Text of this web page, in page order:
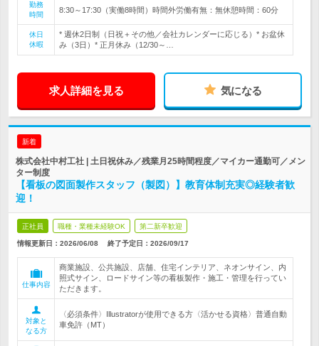
勤務
時間
8:30～17:30（実働8時間）時間外労働有無：無休憩時間：60分
休日
休暇
* 週休2日制（日祝＋その他／会社カレンダーに応じる）* お盆休
み（3日）* 正月休み（12/30～…
求人詳細を見る 気になる
新着
株式会社中村工社 | 土日祝休み／残業月25時間程度／マイカー通勤可／メン
ター制度
【看板の図面製作スタッフ（製図）】教育体制充実◎経験者歓
迎！
正社員 職種・業種未経験OK 第二新卒歓迎
情報更新日：2026/06/08 終了予定日： 2026/09/17
仕事内容
商業施設、公共施設、店舗、住宅インテリア、ネオンサイン、内
照式サイン、ロードサイン等の看板製作・施工・管理を行ってい
ただきます。
対象と
なる方
〈必須条件〉Illustratorが使用できる方〈活かせる資格〉普通自動
車免許（MT）